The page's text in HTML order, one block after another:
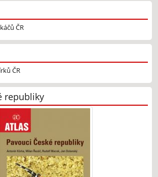
ČR
ČR
republiky